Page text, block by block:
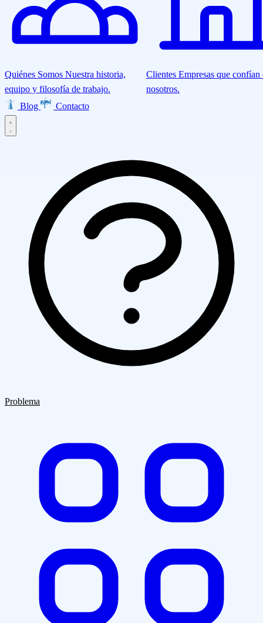
Quiénes Somos Nuestra historia,
equipo y filosofía de trabajo.
Clientes Empresas que confían
nosotros.
Blog
Contacto
EMMA · Email Marketing LISA · Encuestas
INES · Mesa de
Ayuda
Clarabot · Chatbot
Servicios
Diseño Web Desarrollo de Aplicaciones EcommerceAsesoría AWS
Transformación Digital
Empresa
Problema